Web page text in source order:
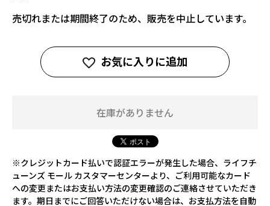
売切れまたは期間終了のため、販売を中止しています。
お気に入りに追加
在庫がありません
※クレジットカード払いで認証エラーが発生した場合、ライフチ
ューンズ モール カスタマーセンターより、ご利用可能なカード
への変更またはお支払い方法の変更確認のご連絡させていただき
ます。期日までにご回答いただけない場合は、お支払方法を自動